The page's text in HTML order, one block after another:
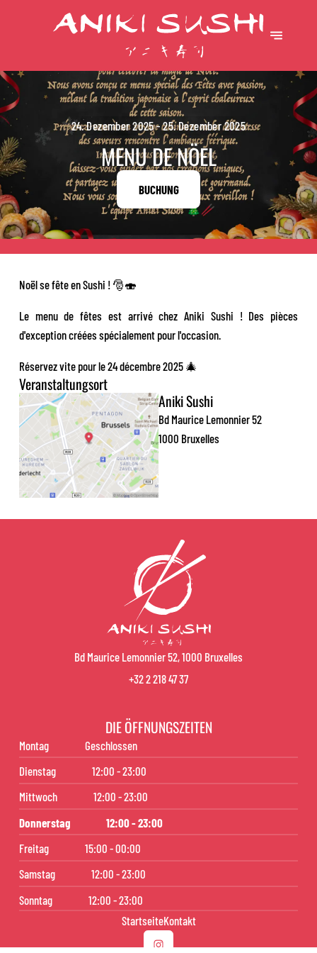
24. Dezember 2025 - 25. Dezember 2025
MENU DE NÖEL
BUCHUNG
Noël se fête en Sushi ! 🎅🍣
Le menu de fêtes est arrivé chez Aniki Sushi ! Des pièces
d'exception créées spécialement pour l'occasion.
Réservez vite pour le 24 décembre 2025 🎄
Veranstaltungsort
Aniki Sushi
Bd Maurice Lemonnier 52
1000 Bruxelles
Bd Maurice Lemonnier 52, 1000 Bruxelles
+32 2 218 47 37
DIE ÖFFNUNGSZEITEN
Montag
Geschlossen
Dienstag
12:00 - 23:00
Mittwoch
12:00 - 23:00
Donnerstag
12:00 - 23:00
Freitag
15:00 - 00:00
Samstag
12:00 - 23:00
Sonntag
12:00 - 23:00
StartseiteKontakt